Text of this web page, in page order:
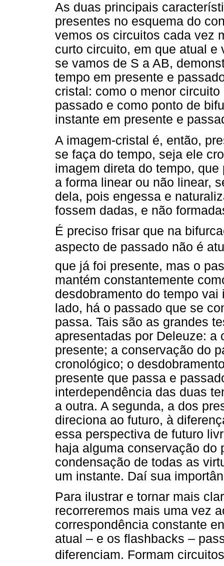
As duas principais
presentes no esquema do
vemos os circuitos cada vez
curto circuito, em que atual e
se vamos de S a AB,
tempo em presente e
cristal: como o menor
passado e como ponto de
instante em presente e
A imagem-cristal é, então,
se faça do tempo, seja ele
imagem direta do tempo,
a forma linear ou não linear,
dela, pois engessa e
fossem dadas, e não
É preciso frisar que na
aspecto de passado não é
que já foi presente, mas o
mantém constantemente
desdobramento do tempo
lado, há o passado que se
passa. Tais são as grandes
apresentadas por Deleuze:
presente; a conservação do
cronológico; o
presente que passa e
interdependência das duas
a outra. A segunda, a dos
direciona ao futuro, à
essa perspectiva de futuro
haja alguma conservação do
condensação de todas as
um instante. Daí sua
Para ilustrar e tornar mais
recorreremos mais uma vez
correspondência constante
atual – e os flashbacks –
diferenciam. Formam circuitos